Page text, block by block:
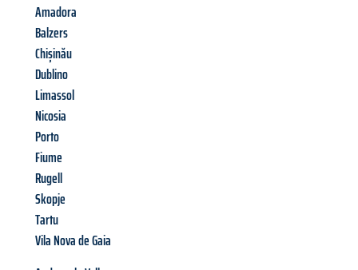
Amadora
Balzers
Chișinău
Dublino
Limassol
Nicosia
Porto
Fiume
Rugell
Skopje
Tartu
Vila Nova de Gaia